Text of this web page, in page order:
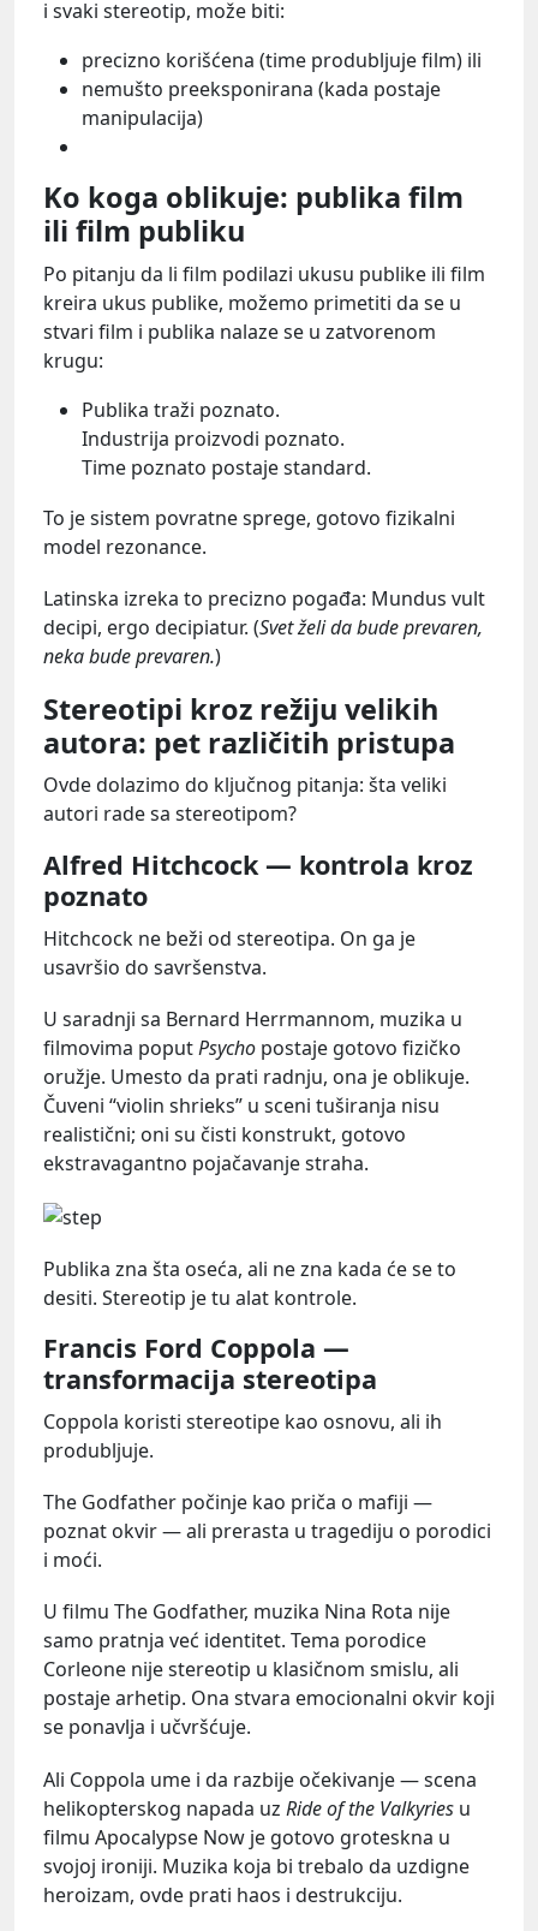
i svaki stereotip, može biti:
precizno korišćena (time produbljuje film) ili
nemušto preeksponirana (kada postaje
manipulacija)
Ko koga oblikuje: publika film
ili film publiku
Po pitanju da li film podilazi ukusu publike ili film
kreira ukus publike, možemo primetiti da se u
stvari film i publika nalaze se u zatvorenom
krugu:
Publika traži poznato.
Industrija proizvodi poznato.
Time poznato postaje standard.
To je sistem povratne sprege, gotovo fizikalni
model rezonance.
Latinska izreka to precizno pogađa: Mundus vult
decipi, ergo decipiatur. (Svet želi da bude prevaren,
neka bude prevaren.)
Stereotipi kroz režiju velikih
autora: pet različitih pristupa
Ovde dolazimo do ključnog pitanja: šta veliki
autori rade sa stereotipom?
Alfred Hitchcock — kontrola kroz
poznato
Hitchcock ne beži od stereotipa. On ga je
usavršio do savršenstva.
U saradnji sa Bernard Herrmannom, muzika u
filmovima poputPsycho postaje gotovo fizičko
oružje. Umesto da prati radnju, ona je oblikuje.
Čuveni “violin shrieks” u sceni tuširanja nisu
realistični; oni su čisti konstrukt, gotovo
ekstravagantno pojačavanje straha.
Publika zna šta oseća, ali ne zna kada će se to
desiti. Stereotip je tu alat kontrole.
Francis Ford Coppola —
transformacija stereotipa
Coppola koristi stereotipe kao osnovu, ali ih
produbljuje.
The Godfather počinje kao priča o mafiji —
poznat okvir — ali prerasta u tragediju o porodici
i moći.
U filmu The Godfather, muzika Nina Rota nije
samo pratnja već identitet. Tema porodice
Corleone nije stereotip u klasičnom smislu, ali
postaje arhetip. Ona stvara emocionalni okvir koji
se ponavlja i učvršćuje.
Ali Coppola ume i da razbije očekivanje — scena
helikopterskog napada uz Ride of the Valkyries u
filmu Apocalypse Now je gotovo groteskna u
svojoj ironiji. Muzika koja bi trebalo da uzdigne
heroizam, ovde prati haos i destrukciju.